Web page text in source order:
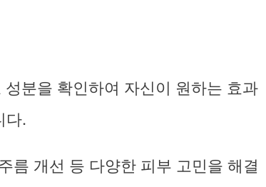
분을 확인하여 자신이 원하는 효과
다.
름 개선 등 다양한 피부 고민을 해결